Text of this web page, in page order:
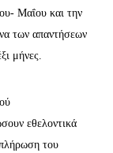
Μαΐου και την
των απαντήσεων
μήνες.
εθελοντικά
του